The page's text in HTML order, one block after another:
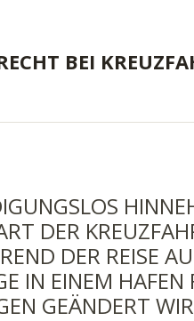
BEI
DER
DER REISE
IN EINEM HAFEN
GEÄNDERT